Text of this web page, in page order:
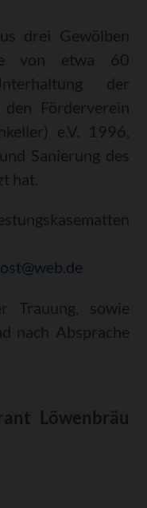
drei Gewölben
von etwa 60
der
Förderverein
e.V. 1996,
Sanierung des
hat.
Trauung, sowie
nach Absprache
Löwenbräu